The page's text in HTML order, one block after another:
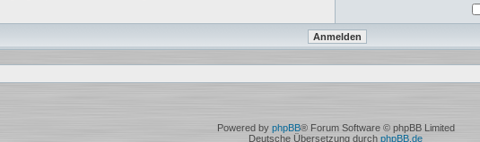
Powered by phpBB® Forum Software © phpBB Limited
Deutsche Übersetzung durch phpBB.de